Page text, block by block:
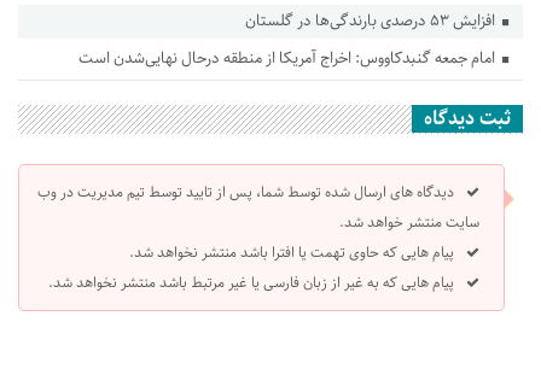
افزایش ۵۳ درصدی بارندگی‌ها در گلستان
امام جمعه گنبدکاووس: اخراج آمریکا از منطقه درحال نهایی‌شدن است
ثبت دیدگاه
دیدگاه های ارسال شده توسط شما، پس از تایید توسط تیم مدیریت در وب
سایت منتشر خواهد شد.
پیام هایی که حاوی تهمت یا افترا باشد منتشر نخواهد شد.
پیام هایی که به غیر از زبان فارسی یا غیر مرتبط باشد منتشر نخواهد شد.